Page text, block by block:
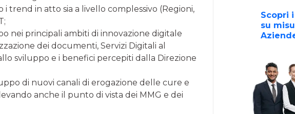
trend in atto sia a livello complessivo (Regioni,
nei principali ambiti di innovazione digitale
dei documenti, Servizi Digitali al
sviluppo e i benefici percepiti dalla Direzione
di nuovi canali di erogazione delle cure e
anche il punto di vista dei MMG e dei
Scopri
su